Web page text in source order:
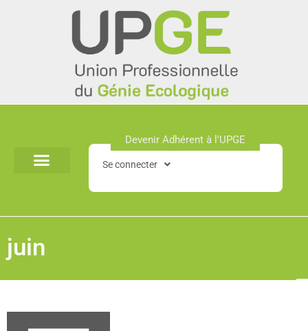
Devenir Adhérent à l'UPGE​
Se connecter
juin